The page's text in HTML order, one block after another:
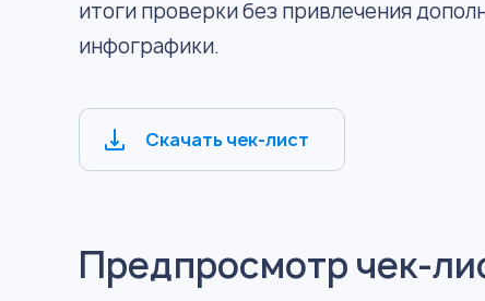
итоги проверки без привлечения
инфографики.
Скачать чек-лист
Предпросмотр чек-